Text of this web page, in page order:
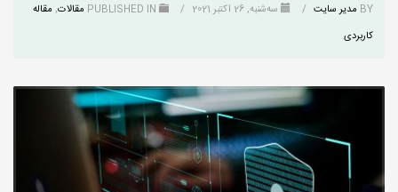
BY مدیر سایت / سه‌شنبه, 26 اکتبر 2021 / مقالات, مقاله
کاربردی